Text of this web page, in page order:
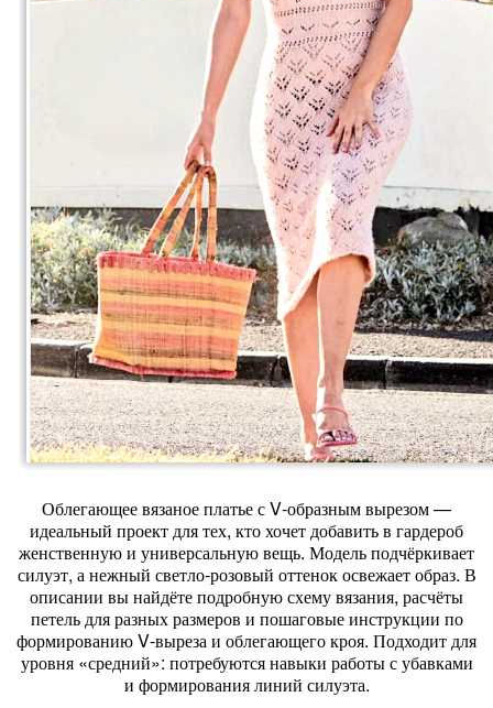
Облегающее вязаное платье с V‑образным вырезом —
идеальный проект для тех, кто хочет добавить в гардероб
женственную и универсальную вещь. Модель подчёркивает
силуэт, а нежный светло‑розовый оттенок освежает образ. В
описании вы найдёте подробную схему вязания, расчёты
петель для разных размеров и пошаговые инструкции по
формированию V‑выреза и облегающего кроя. Подходит для
уровня «средний»: потребуются навыки работы с убавками
и формирования линий силуэта.